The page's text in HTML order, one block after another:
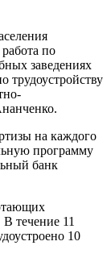
по
заведениях
трудоустройству
на каждого
программу
банк
течение 11
10